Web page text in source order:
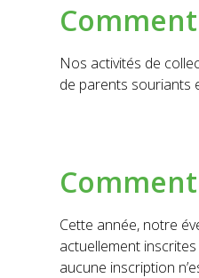
Nos activités de
de parents souriants
Cette année, notre
actuellement
aucune inscription